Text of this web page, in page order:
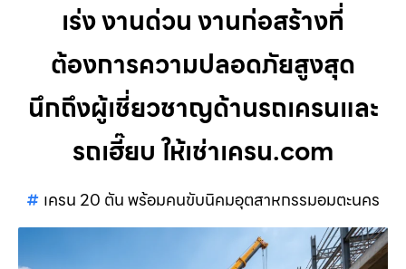
เร่ง งานด่วน งานก่อสร้างที่
ต้องการความปลอดภัยสูงสุด
นึกถึงผู้เชี่ยวชาญด้านรถเครนและ
รถเฮี๊ยบ ให้เช่าเครน.com
เครน 20 ตัน พร้อมคนขับนิคมอุตสาหกรรมอมตะนคร